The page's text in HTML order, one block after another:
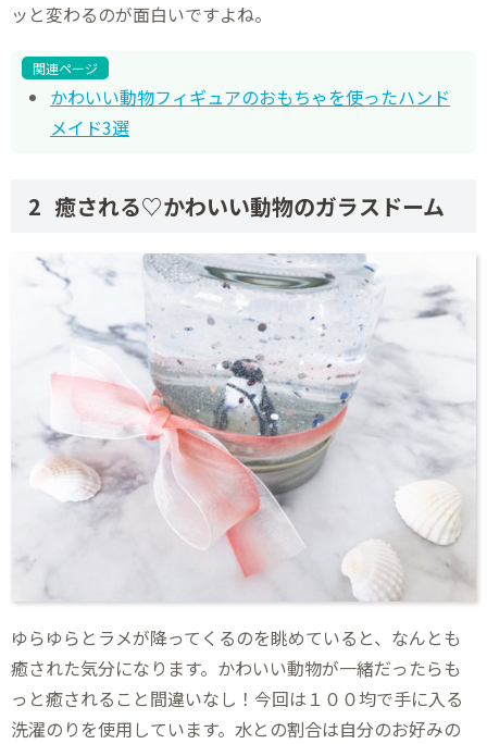
ッと変わるのが面白いですよね。
関連ページ
かわいい動物フィギュアのおもちゃを使ったハンド
メイド3選
癒される♡かわいい動物のガラスドーム
ゆらゆらとラメが降ってくるのを眺めていると、なんとも
癒された気分になります。かわいい動物が一緒だったらも
っと癒されること間違いなし！今回は１００均で手に入る
洗濯のりを使用しています。水との割合は自分のお好みの